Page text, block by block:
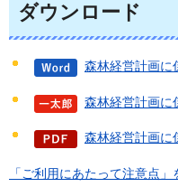
ダウンロード
森林経営計画に
森林経営計画に
森林経営計画に
「ご利用にあたって注意点